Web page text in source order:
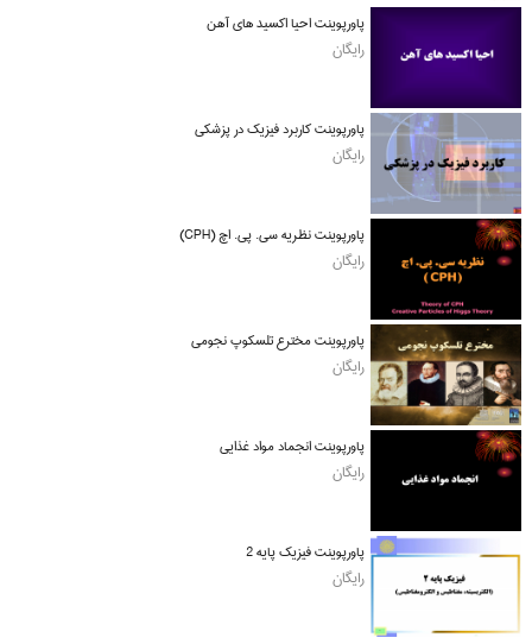
پاورپوینت احیا اکسید های آهن
رایگان
پاورپوینت کاربرد فیزیک در پزشکی
رایگان
پاورپوینت نظریه سی. پی. اچ (CPH)
رایگان
پاورپوینت مخترع تلسکوپ نجومی
رایگان
پاورپوینت انجماد مواد غذایی
رایگان
پاورپوینت فیزیک پایه 2
رایگان